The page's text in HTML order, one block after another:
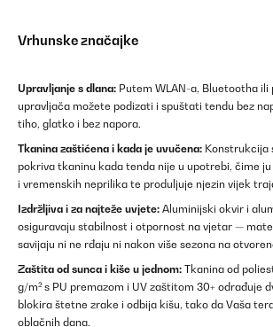
Vrhunske značajke
Upravljanje s dlana: Putem WLAN-a, Bluetootha ili
upravljača možete podizati i spuštati tendu bez
tiho, glatko i bez napora.
Tkanina zaštićena i kada je uvučena: Konstrukcija
pokriva tkaninu kada tenda nije u upotrebi, čime
i vremenskih neprilika te produljuje njezin vijek
Izdržljiva i za najteže uvjete: Aluminijski okvir i
osiguravaju stabilnost i otpornost na vjetar —
savijaju ni ne rđaju ni nakon više sezona na
Zaštita od sunca i kiše u jednom: Tkanina od
g/m² s PU premazom i UV zaštitom 30+ odrađuje
blokira štetne zrake i odbija kišu, tako da Vaša
oblačnih dana.